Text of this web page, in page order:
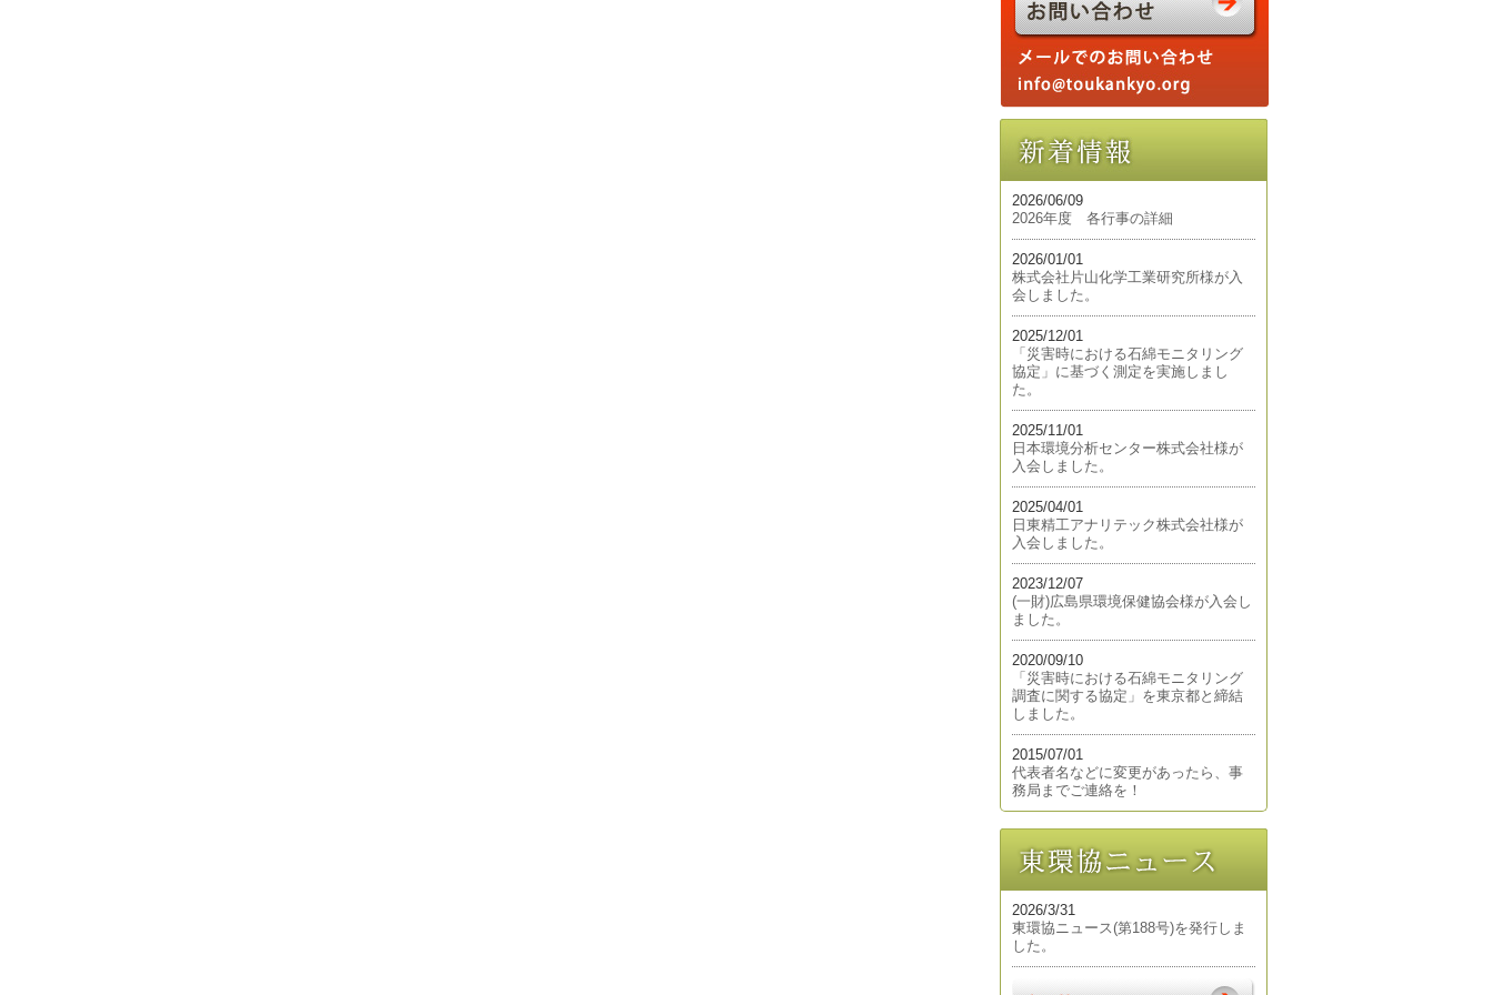
2026/06/09
2026年度 各行事の詳細
2026/01/01
株式会社片山化学工業研究所様が入
会しました。
2025/12/01
「災害時における石綿モニタリング
協定」に基づく測定を実施しまし
た。
2025/11/01
日本環境分析センター株式会社様が
入会しました。
2025/04/01
日東精工アナリテック株式会社様が
入会しました。
2023/12/07
(一財)広島県環境保健協会様が入会し
ました。
2020/09/10
「災害時における石綿モニタリング
調査に関する協定」を東京都と締結
しました。
2015/07/01
代表者名などに変更があったら、事
務局までご連絡を！
2026/3/31
東環協ニュース(第188号)を発行しま
した。